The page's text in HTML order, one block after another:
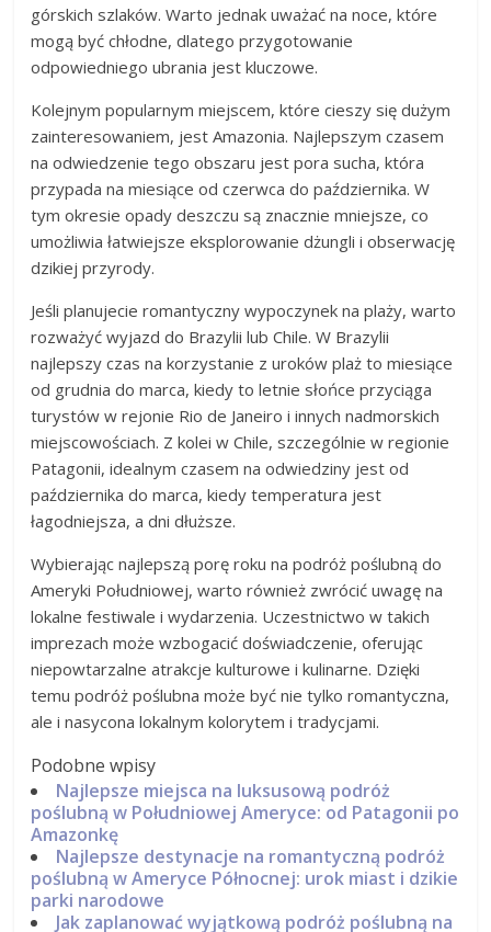
górskich szlaków. Warto jednak uważać na noce, które
mogą być chłodne, dlatego przygotowanie
odpowiedniego ubrania jest kluczowe.
Kolejnym popularnym miejscem, które cieszy się dużym
zainteresowaniem, jest Amazonia. Najlepszym czasem
na odwiedzenie tego obszaru jest pora sucha, która
przypada na miesiące od czerwca do października. W
tym okresie opady deszczu są znacznie mniejsze, co
umożliwia łatwiejsze eksplorowanie dżungli i obserwację
dzikiej przyrody.
Jeśli planujecie romantyczny wypoczynek na plaży, warto
rozważyć wyjazd do Brazylii lub Chile. W Brazylii
najlepszy czas na korzystanie z uroków plaż to miesiące
od grudnia do marca, kiedy to letnie słońce przyciąga
turystów w rejonie Rio de Janeiro i innych nadmorskich
miejscowościach. Z kolei w Chile, szczególnie w regionie
Patagonii, idealnym czasem na odwiedziny jest od
października do marca, kiedy temperatura jest
łagodniejsza, a dni dłuższe.
Wybierając najlepszą porę roku na podróż poślubną do
Ameryki Południowej, warto również zwrócić uwagę na
lokalne festiwale i wydarzenia. Uczestnictwo w takich
imprezach może wzbogacić doświadczenie, oferując
niepowtarzalne atrakcje kulturowe i kulinarne. Dzięki
temu podróż poślubna może być nie tylko romantyczna,
ale i nasycona lokalnym kolorytem i tradycjami.
Podobne wpisy
Najlepsze miejsca na luksusową podróż
poślubną w Południowej Ameryce: od Patagonii po
Amazonkę
Najlepsze destynacje na romantyczną podróż
poślubną w Ameryce Północnej: urok miast i dzikie
parki narodowe
Jak zaplanować wyjątkową podróż poślubną na